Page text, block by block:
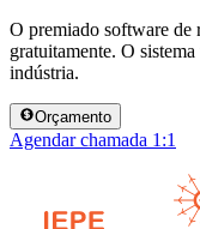
O premiado software de
gratuitamente. O
indústria.
Orçamento
Agendar chamada 1:1